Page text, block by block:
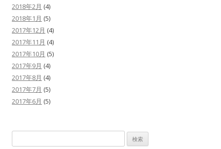
2018年2月 (4)
2018年1月 (5)
2017年12月 (4)
2017年11月 (4)
2017年10月 (5)
2017年9月 (4)
2017年8月 (4)
2017年7月 (5)
2017年6月 (5)